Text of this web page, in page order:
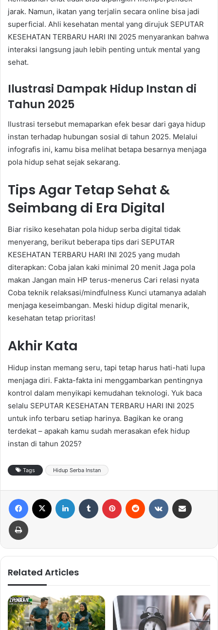
jarak. Namun, ikatan yang terjalin secara online bisa jadi
superficial. Ahli kesehatan mental yang dirujuk SEPUTAR
KESEHATAN TERBARU HARI INI 2025 menyarankan bahwa
interaksi langsung jauh lebih penting untuk mental yang
sehat.
Ilustrasi Dampak Hidup Instan di
Tahun 2025
Ilustrasi tersebut memaparkan efek besar dari gaya hidup
instan terhadap hubungan sosial di tahun 2025. Melalui
infografis ini, kamu bisa melihat betapa besarnya menjaga
pola hidup sehat sejak sekarang.
Tips Agar Tetap Sehat &
Seimbang di Era Digital
Biar risiko kesehatan pola hidup serba digital tidak
menyerang, berikut beberapa tips dari SEPUTAR
KESEHATAN TERBARU HARI INI 2025 yang mudah
diterapkan: Coba jalan kaki minimal 20 menit Jaga pola
makan Jangan main HP terus-menerus Cari relasi nyata
Coba teknik relaksasi/mindfulness Kunci utamanya adalah
menjaga keseimbangan. Meski hidup digital menarik,
kesehatan tetap prioritas!
Akhir Kata
Hidup instan memang seru, tapi tetap harus hati-hati lupa
menjaga diri. Fakta-fakta ini menggambarkan pentingnya
kontrol dalam menyikapi kemudahan teknologi. Yuk baca
selalu SEPUTAR KESEHATAN TERBARU HARI INI 2025
untuk info terbaru setiap harinya. Bagikan ke orang
terdekat – apakah kamu sudah merasakan efek hidup
instan di tahun 2025?
Tags Hidup Serba Instan
Related Articles